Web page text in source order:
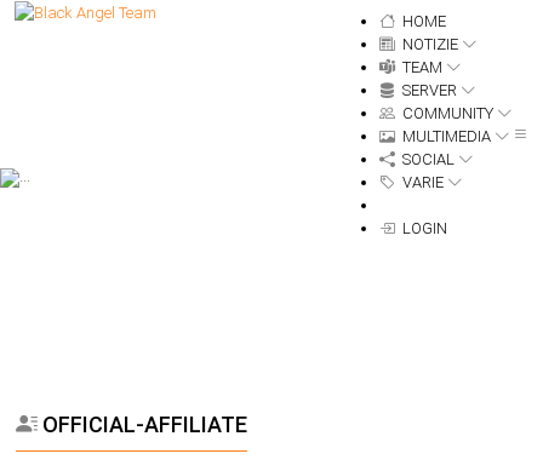
HOME
NOTIZIE
TEAM
SERVER
COMMUNITY
MULTIMEDIA
SOCIAL
VARIE
LOGIN
OFFICIAL-AFFILIATE